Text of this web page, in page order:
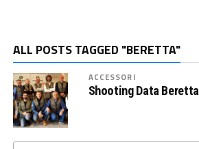
ALL POSTS TAGGED "BERETTA"
ACCESSORI
Shooting Data Beretta